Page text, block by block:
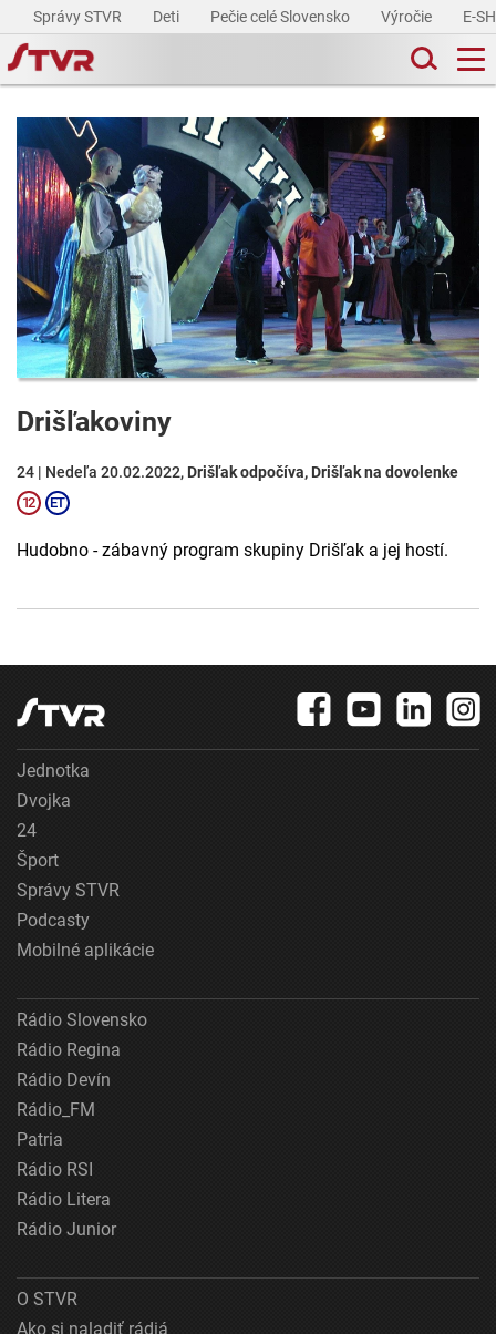
Správy STVR Deti Pečie celé Slovensko Výročie E-
Drišľakoviny
24 | Nedeľa 20.02.2022, Drišľak odpočíva, Drišľak na dovolenke
Hudobno - zábavný program skupiny Drišľak a jej hostí.
Jednotka
Dvojka
24
Šport
Správy STVR
Podcasty
Mobilné aplikácie
Rádio Slovensko
Rádio Regina
Rádio Devín
Rádio_FM
Patria
Rádio RSI
Rádio Litera
Rádio Junior
O STVR
Ako si naladiť rádiá